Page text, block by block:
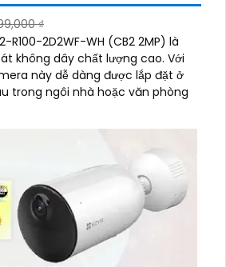
₫
R100-2D2WF-WH (CB2 2MP) là
dây chất lượng cao. Với
này dễ dàng được lắp đặt ở
trong ngôi nhà hoặc văn phòng